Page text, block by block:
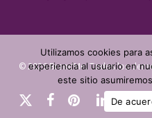
© 2026 BrandMe. Todos los
x-
facebookpinterestlinkedin
Utilizamos cookies para
experiencia al usuario en
este sitio
De